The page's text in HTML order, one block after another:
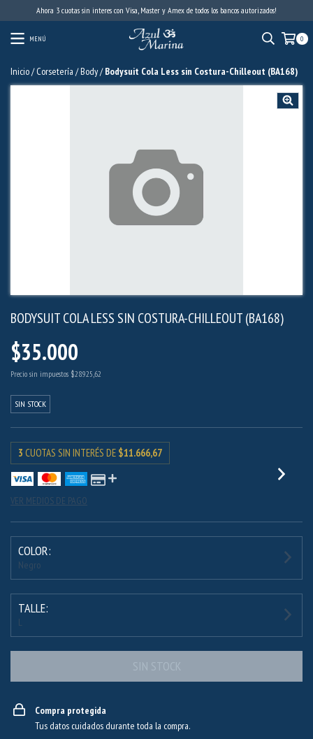
Ahora 3 cuotas sin interes con Visa, Master y Amex de todos los bancos autorizados!
MENÚ 0
Inicio/ Corsetería /Body/ Bodysuit Cola Less sin Costura-Chilleout (BA168)
BODYSUIT COLA LESS SIN COSTURA-CHILLEOUT (BA168)
$35.000
Precio sin impuestos $28.925,62
SIN STOCK
3 CUOTAS SIN INTERÉS DE $11.666,67
VER MEDIOS DE PAGO
COLOR:
Negro
TALLE:
L
Compra protegida
Tus datos cuidados durante toda la compra.